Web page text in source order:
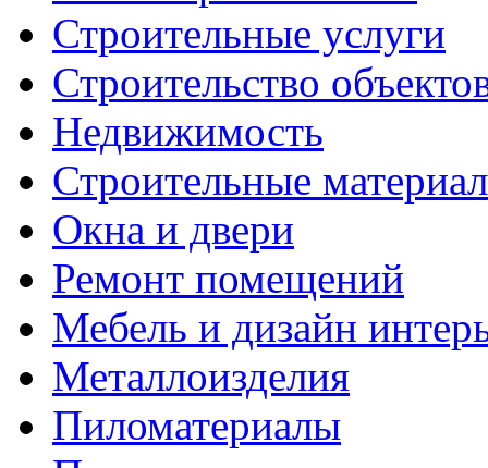
Строительные услуги
Строительство
Недвижимость
Строительные
Окна и двери
Ремонт помещений
Мебель и дизайн
Металлоизделия
Пиломатериалы